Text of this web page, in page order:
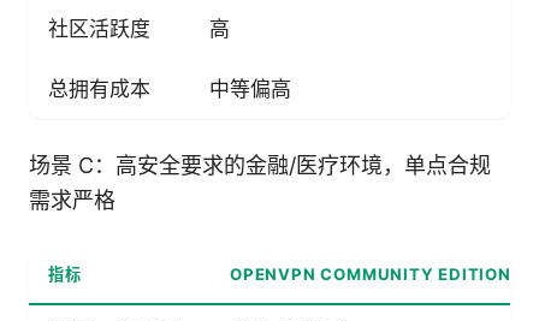
社区活跃度 高
总拥有成本 中等偏高
场景 C：高安全要求的金融/医疗环境，单点合规
需求严格
指标 OPENVPN COMMUNITY EDITION